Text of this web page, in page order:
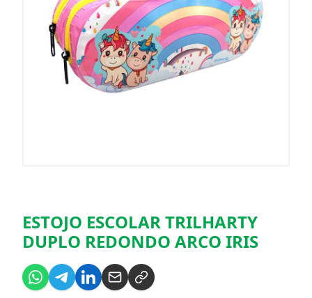
ESTOJO ESCOLAR TRILHARTY
DUPLO REDONDO ARCO IRIS